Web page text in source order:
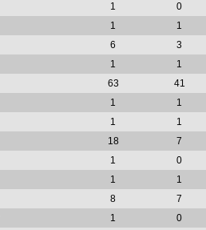
1
0
1
1
6
3
1
1
63
41
1
1
1
1
18
7
1
0
1
1
8
7
1
0